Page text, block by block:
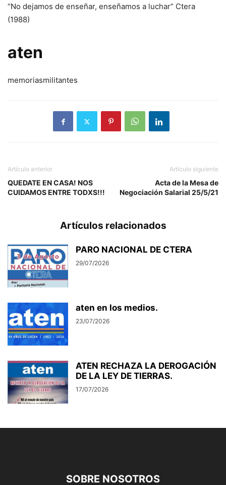
“No dejamos de enseñar, enseñamos a luchar” Ctera
(1988)
aten
memoriasmilitantes
Artículo anterior
QUEDATE EN CASA! NOS
CUIDAMOS ENTRE TODXS!!!
Artículo siguiente
Acta de la Mesa de
Negociación Salarial 25/5/21
Artículos relacionados
PARO NACIONAL DE CTERA
29/07/2026
aten en los medios.
23/07/2026
ATEN RECHAZA LA DEROGACIÓN
DE LA LEY DE TIERRAS.
17/07/2026
SOBRE NOSOTROS